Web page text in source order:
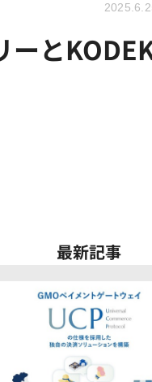
ーと
最新記事